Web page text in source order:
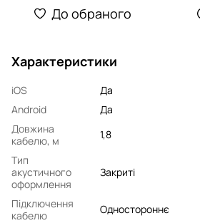
До обраного
Характеристики
iOS
Да
Android
Да
Довжина
кабелю, м
1,8
Тип
акустичного
оформлення
Закриті
Підключення
кабелю
Одностороннє